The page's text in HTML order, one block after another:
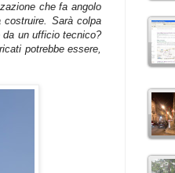
che fa angolo
Sarà colpa
da un ufficio tecnico?
potrebbe essere,